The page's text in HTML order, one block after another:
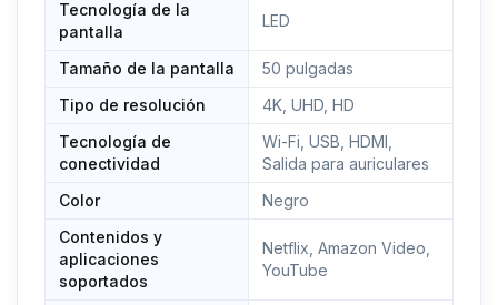
Tecnología de la
pantalla
LED
Tamaño de la pantalla
50 pulgadas
Tipo de resolución
4K, UHD, HD
Tecnología de
conectividad
Wi-Fi, USB, HDMI,
Salida para auriculares
Color
Negro
Contenidos y
aplicaciones
soportados
Netflix, Amazon Video,
YouTube